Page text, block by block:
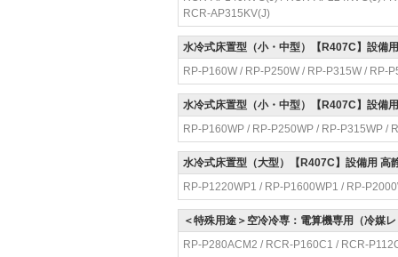
RCR-AP315KV(J)
水冷式床置型（小・中型）【R407C】設備
RP-P160W / RP-P250W / RP-P315W / RP-
水冷式床置型（小・中型）【R407C】設備
RP-P160WP / RP-P250WP / RP-P315WP /
水冷式床置型（大型）【R407C】設備用 高
RP-P1220WP1 / RP-P1600WP1 / RP-
＜特殊用途＞空冷冷専：電算機専用（冷媒
RP-P280ACM2 / RCR-P160C1 / RCR-